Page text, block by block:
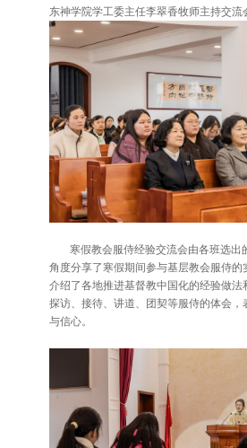
东神学院学工委主任李翠香牧师主持交流
寒假教会服侍经验交流会由各班选出
角度分享了寒假期间参与基层教会服侍的
介绍了各地推进基督教中国化的经验做法
探访、接待、讲道、团契等服侍的体会，
与信心。